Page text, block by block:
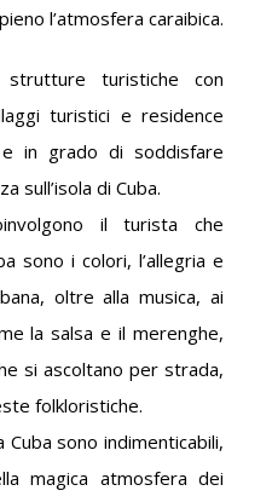
l’atmosfera caraibica.
turistiche con
turistici e residence
in grado di soddisfare
sull’isola di Cuba.
il turista che
sono i colori, l’allegria e
oltre alla musica, ai
la salsa e il merenghe,
si ascoltano per strada,
folkloristiche.
Cuba sono indimenticabili,
magica atmosfera dei